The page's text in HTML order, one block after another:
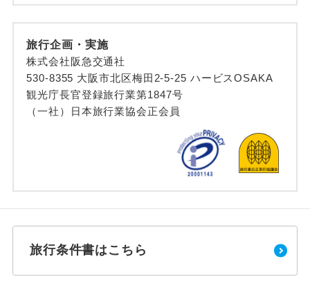
旅行企画・実施
株式会社阪急交通社
530-8355 大阪市北区梅田2-5-25 ハービスOSAKA
観光庁長官登録旅行業第1847号
（一社）日本旅行業協会正会員
旅行条件書はこちら